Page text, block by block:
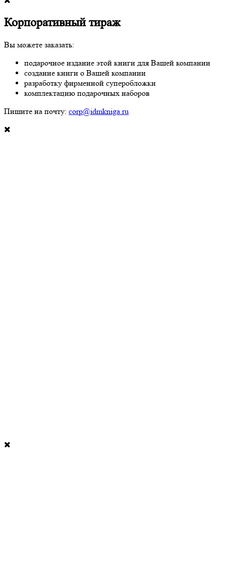
Корпоративный тираж
Вы можете заказать:
подарочное издание этой книги для Вашей компании
создание книги о Вашей компании
разработку фирменной суперобложки
комплектацию подарочных наборов
Пишите на почту: corp@idmkniga.ru